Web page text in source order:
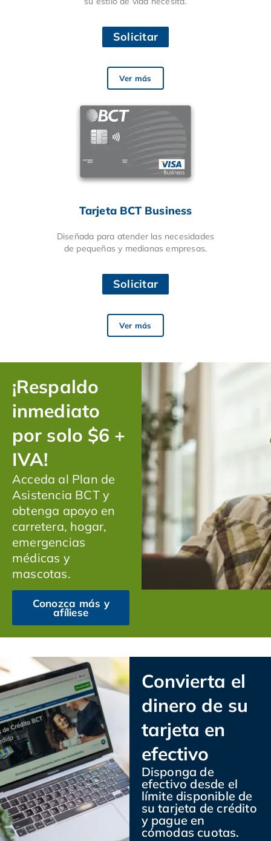
Solicitar
Ver más
Tarjeta BCT Business
Diseñada para atender las necesidades
de pequeñas y medianas empresas.
Solicitar
Ver más
¡Respaldo
inmediato
por solo $6 +
IVA!
Acceda al Plan de
Asistencia BCT y
obtenga apoyo en
carretera, hogar,
emergencias
médicas y
mascotas.
Conozca más y
afíliese
Convierta el
dinero de su
tarjeta en
efectivo
Disponga de
efectivo desde el
límite disponible de
su tarjeta de crédito
y pague en
cómodas cuotas.